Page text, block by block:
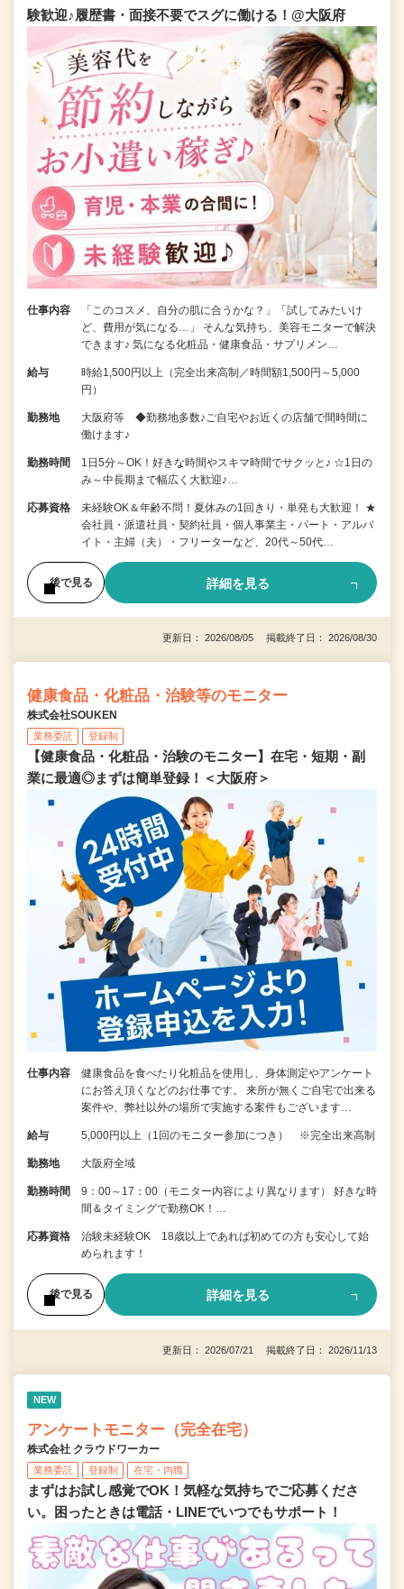
験歓迎♪履歴書・面接不要でスグに働ける！@大阪府
仕事内容
「このコスメ、自分の肌に合うかな？」「試してみたいけ
ど、費用が気になる…」 そんな気持ち、美容モニターで解決
できます♪ 気になる化粧品・健康食品・サプリメン…
給与
時給1,500円以上（完全出来高制／時間額1,500円～5,000
円）
勤務地
大阪府等 ◆勤務地多数♪ご自宅やお近くの店舗で間時間に
働けます♪
勤務時間
1日5分～OK！好きな時間やスキマ時間でサクッと♪ ☆1日の
み～中長期まで幅広く大歓迎♪…
応募資格
未経験OK＆年齢不問！夏休みの1回きり・単発も大歓迎！ ★
会社員・派遣社員・契約社員・個人事業主・パート・アルバ
イト・主婦（夫）・フリーターなど、20代～50代…
後で見る 詳細を見る
更新日： 2026/08/05 掲載終了日： 2026/08/30
健康食品・化粧品・治験等のモニター
株式会社SOUKEN
業務委託 登録制
【健康食品・化粧品・治験のモニター】在宅・短期・副
業に最適◎まずは簡単登録！＜大阪府＞
仕事内容
健康食品を食べたり化粧品を使用し、身体測定やアンケート
にお答え頂くなどのお仕事です。 来所が無くご自宅で出来る
案件や、弊社以外の場所で実施する案件もございます…
給与 5,000円以上（1回のモニター参加につき） ※完全出来高制
勤務地 大阪府全域
勤務時間
9：00～17：00（モニター内容により異なります） 好きな時
間＆タイミングで勤務OK！…
応募資格
治験未経験OK 18歳以上であれば初めての方も安心して始
められます！
後で見る 詳細を見る
更新日： 2026/07/21 掲載終了日： 2026/11/13
NEW
アンケートモニター（完全在宅）
株式会社 クラウドワーカー
業務委託 登録制 在宅・内職
まずはお試し感覚でOK！気軽な気持ちでご応募くださ
い。困ったときは電話・LINEでいつでもサポート！